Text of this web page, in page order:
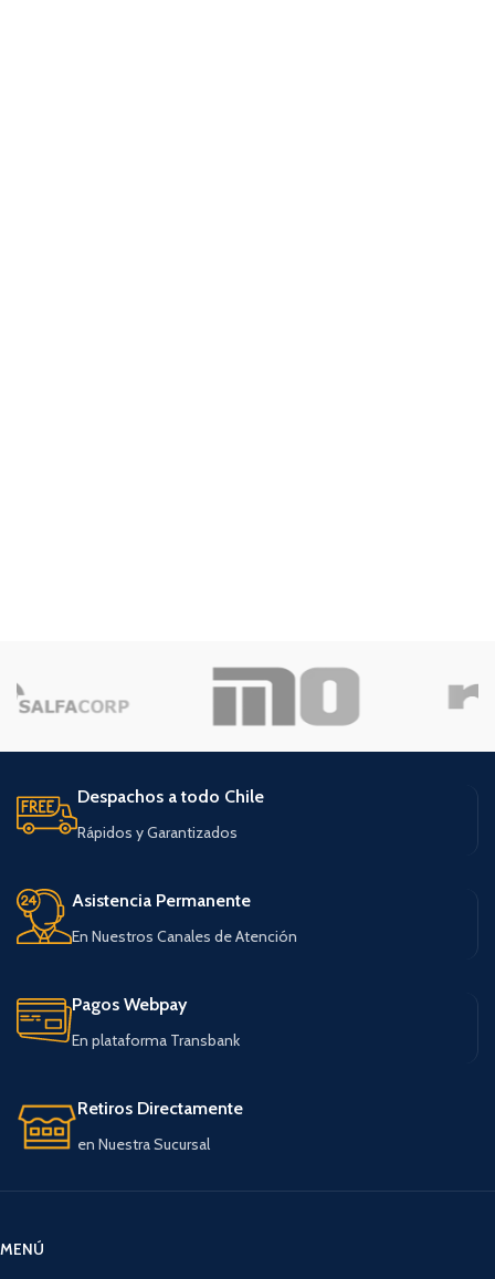
Despachos a todo Chile
Rápidos y Garantizados
Asistencia Permanente
En Nuestros Canales de Atención
Pagos Webpay
En plataforma Transbank
Retiros Directamente
en Nuestra Sucursal
MENÚ